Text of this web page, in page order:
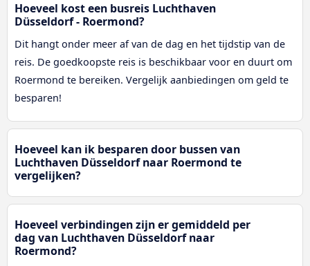
Hoeveel kost een busreis Luchthaven
Düsseldorf - Roermond?
Dit hangt onder meer af van de dag en het tijdstip van de
reis. De goedkoopste reis is beschikbaar voor en duurt om
Roermond te bereiken. Vergelijk aanbiedingen om geld te
besparen!
Hoeveel kan ik besparen door bussen van
Luchthaven Düsseldorf naar Roermond te
vergelijken?
Hoeveel verbindingen zijn er gemiddeld per
dag van Luchthaven Düsseldorf naar
Roermond?